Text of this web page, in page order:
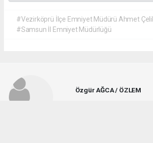
#Vezirköprü İlçe Emniyet Müdürü Ahmet
#Samsun İl Emniyet Müdürlüğü
Özgür AĞCA / ÖZLEM